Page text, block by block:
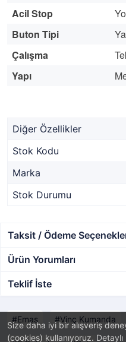
Size daha iyi bir alışveriş
(cookies) kullanıyoruz.
Acil Stop
Buton Tipi
Çalışma
Yapı
Diğer Özellikler
Stok Kodu
Marka
Stok Durumu
Taksit / Ödeme
Ürün Yorumları
Teklif İste
Emas Vinç Kumanda